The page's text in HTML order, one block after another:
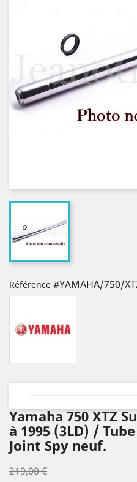
Référence #YAMAHA/750/
Yamaha 750 XTZ
à 1995 (3LD) /
Joint Spy neuf.
219,00 €